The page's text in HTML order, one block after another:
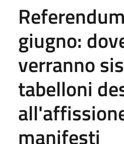
giugno:
verranno
tabelloni
manifesti